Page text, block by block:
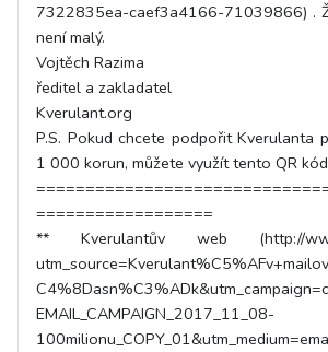
7322835ea-caef3a4166-71039866) .
není malý.
Vojtěch Razima
ředitel a zakladatel
Kverulant.org
P.S. Pokud chcete podpořit Kverulanta
1 000 korun, můžete využít tento QR
==================
** Kverulantův web (http://
EMAIL_CAMPAIGN_2017_11_08-